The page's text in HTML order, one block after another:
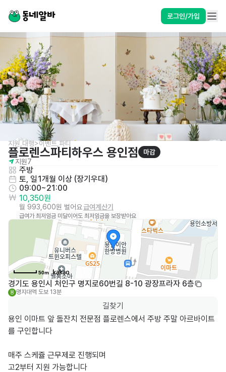
로그인/가입
지원,대행>이벤트,파티
플로렌스파티하우스 용인점
마감
지원7
주방
토, 일1개월 이상 (장기우대)
09:00~21:00
10,350원
월 993,600원 벌어요급여계산기
급여가 최저임금 미달이어도 최저임금을 보장받아요
50m
경기도 용인시 처인구 명지로60번길 8-10 광장프라자 6층
용 명지대역 도보 13분
길찾기
용인 이마트 앞 돌잔치 전문점 플로렌스에서 주방 주말 아르바이트
를 구인합니다
매주 스케쥴 근무제로 진행되며
고2부터 지원 가능합니다